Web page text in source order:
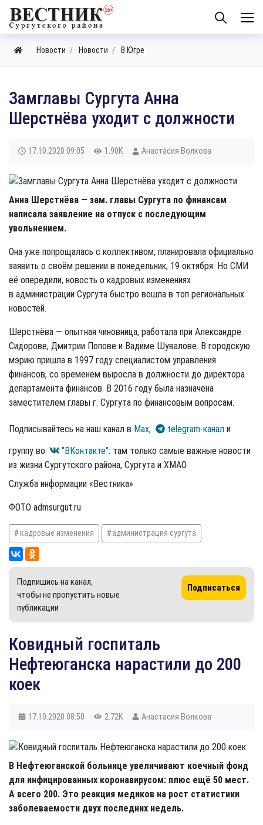
Новости Новости В Югре
Замглавы Сургута Анна
Шерстнёва уходит с должности
17.10.2020 09:05 1.90K Анастасия Волкова
Анна Шерстнёва — зам. главы Сургута по финансам
написала заявление на отпуск с последующим
увольнением.
Она уже попрощалась с коллективом, планировала официально
заявить о своём решении в понедельник, 19 октября. Но СМИ
её опередили, новость о кадровых изменениях
в администрации Сургута быстро вошла в топ региональных
новостей.
Шерстнёва — опытная чиновница, работала при Александре
Сидорове, Дмитрии Попове и Вадиме Шувалове. В городскую
мэрию пришла в 1997 году специалистом управления
финансов, со временем выросла в должности до директора
департамента финансов. В 2016 году была назначена
заместителем главы г. Сургута по финансовым вопросам.
Подписывайтесь на наш канал в Max, telegram-канал и
группу во
"ВКонтакте": там только самые важные новости
из жизни Сургутского района, Сургута и ХМАО.
Служба информации «Вестника»
ФОТО admsurgut.ru
кадровые изменения администрация сургута
Подпишись на канал,
чтобы не пропустить новые
публикации
Подписаться
Ковидный госпиталь
Нефтеюганска нарастили до 200
коек
17.10.2020 08:50 2.72K Анастасия Волкова
В Нефтеюганской больнице увеличивают коечный фонд
для инфицированных коронавирусом: плюс ещё 50 мест.
А всего 200. Это реакция медиков на рост статистики
заболеваемости двух последних недель.